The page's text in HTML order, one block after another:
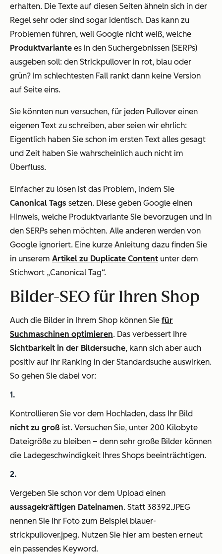
erhalten. Die Texte auf diesen Seiten ähneln sich in der
Regel sehr oder sind sogar identisch. Das kann zu
Problemen führen, weil Google nicht weiß, welche
Produktvariante es in den Suchergebnissen (SERPs)
ausgeben soll: den Strickpullover in rot, blau oder
grün? Im schlechtesten Fall rankt dann keine Version
auf Seite eins.
Sie könnten nun versuchen, für jeden Pullover einen
eigenen Text zu schreiben, aber seien wir ehrlich:
Eigentlich haben Sie schon im ersten Text alles gesagt
und Zeit haben Sie wahrscheinlich auch nicht im
Überfluss.
Einfacher zu lösen ist das Problem, indem Sie
Canonical Tags setzen. Diese geben Google einen
Hinweis, welche Produktvariante Sie bevorzugen und in
den SERPs sehen möchten. Alle anderen werden von
Google ignoriert. Eine kurze Anleitung dazu finden Sie
in unserem Artikel zu Duplicate Content unter dem
Stichwort „Canonical Tag“.
Bilder-SEO für Ihren Shop
Auch die Bilder in Ihrem Shop können Sie für
Suchmaschinen optimieren. Das verbessert Ihre
Sichtbarkeit in der Bildersuche, kann sich aber auch
positiv auf Ihr Ranking in der Standardsuche auswirken.
So gehen Sie dabei vor:
Kontrollieren Sie vor dem Hochladen, dass Ihr Bild
nicht zu groß ist. Versuchen Sie, unter 200 Kilobyte
Dateigröße zu bleiben – denn sehr große Bilder können
die Ladegeschwindigkeit Ihres Shops beeinträchtigen.
Vergeben Sie schon vor dem Upload einen
aussagekräftigen Dateinamen. Statt 38392.JPEG
nennen Sie Ihr Foto zum Beispiel blauer-
strickpullover.jpeg. Nutzen Sie hier am besten erneut
ein passendes Keyword.